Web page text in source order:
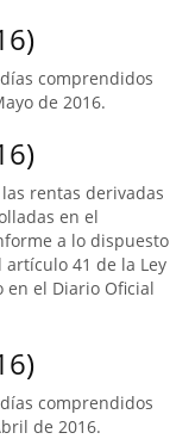
comprendidos
de 2016.
rentas derivadas
en el
a lo dispuesto
artículo 41 de la Ley
en el Diario Oficial
comprendidos
de 2016.